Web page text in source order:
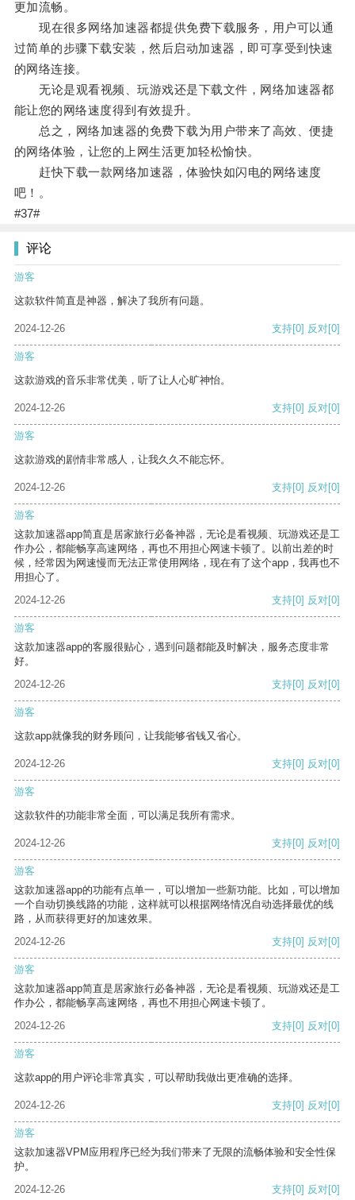
更加流畅。
现在很多网络加速器都提供免费下载服务，用户可以通
过简单的步骤下载安装，然后启动加速器，即可享受到快速
的网络连接。
无论是观看视频、玩游戏还是下载文件，网络加速器都
能让您的网络速度得到有效提升。
总之，网络加速器的免费下载为用户带来了高效、便捷
的网络体验，让您的上网生活更加轻松愉快。
赶快下载一款网络加速器，体验快如闪电的网络速度
吧！。
#37#
评论
游客
这款软件简直是神器，解决了我所有问题。
2024-12-26 支持[0] 反对[0]
游客
这款游戏的音乐非常优美，听了让人心旷神怡。
2024-12-26 支持[0] 反对[0]
游客
这款游戏的剧情非常感人，让我久久不能忘怀。
2024-12-26 支持[0] 反对[0]
游客
这款加速器app简直是居家旅行必备神器，无论是看视频、玩游戏还是工
作办公，都能畅享高速网络，再也不用担心网速卡顿了。以前出差的时
候，经常因为网速慢而无法正常使用网络，现在有了这个app，我再也不
用担心了。
2024-12-26
支持[0] 反对[0]
游客
这款加速器app的客服很贴心，遇到问题都能及时解决，服务态度非常
好。
2024-12-26
支持[0] 反对[0]
游客
这款app就像我的财务顾问，让我能够省钱又省心。
2024-12-26 支持[0] 反对[0]
游客
这款软件的功能非常全面，可以满足我所有需求。
2024-12-26 支持[0] 反对[0]
游客
这款加速器app的功能有点单一，可以增加一些新功能。比如，可以增加
一个自动切换线路的功能，这样就可以根据网络情况自动选择最优的线
路，从而获得更好的加速效果。
2024-12-26
支持[0] 反对[0]
游客
这款加速器app简直是居家旅行必备神器，无论是看视频、玩游戏还是工
作办公，都能畅享高速网络，再也不用担心网速卡顿了。
2024-12-26
支持[0] 反对[0]
游客
这款app的用户评论非常真实，可以帮助我做出更准确的选择。
2024-12-26 支持[0] 反对[0]
游客
这款加速器VPM应用程序已经为我们带来了无限的流畅体验和安全性保
护。
2024-12-26
支持[0] 反对[0]